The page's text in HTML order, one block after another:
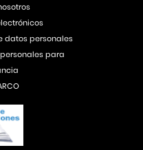
datos personales
para